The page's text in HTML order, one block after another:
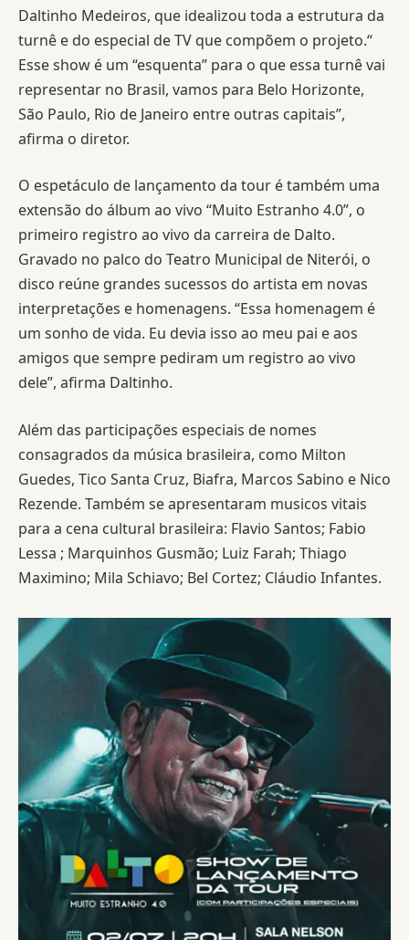
Daltinho Medeiros, que idealizou toda a estrutura da
turnê e do especial de TV que compõem o projeto.“
Esse show é um “esquenta” para o que essa turnê vai
representar no Brasil, vamos para Belo Horizonte,
São Paulo, Rio de Janeiro entre outras capitais”,
afirma o diretor.
O espetáculo de lançamento da tour é também uma
extensão do álbum ao vivo “Muito Estranho 4.0”, o
primeiro registro ao vivo da carreira de Dalto.
Gravado no palco do Teatro Municipal de Niterói, o
disco reúne grandes sucessos do artista em novas
interpretações e homenagens. “Essa homenagem é
um sonho de vida. Eu devia isso ao meu pai e aos
amigos que sempre pediram um registro ao vivo
dele”, afirma Daltinho.
Além das participações especiais de nomes
consagrados da música brasileira, como Milton
Guedes, Tico Santa Cruz, Biafra, Marcos Sabino e Nico
Rezende. Também se apresentaram musicos vitais
para a cena cultural brasileira: Flavio Santos; Fabio
Lessa ; Marquinhos Gusmão; Luiz Farah; Thiago
Maximino; Mila Schiavo; Bel Cortez; Cláudio Infantes.